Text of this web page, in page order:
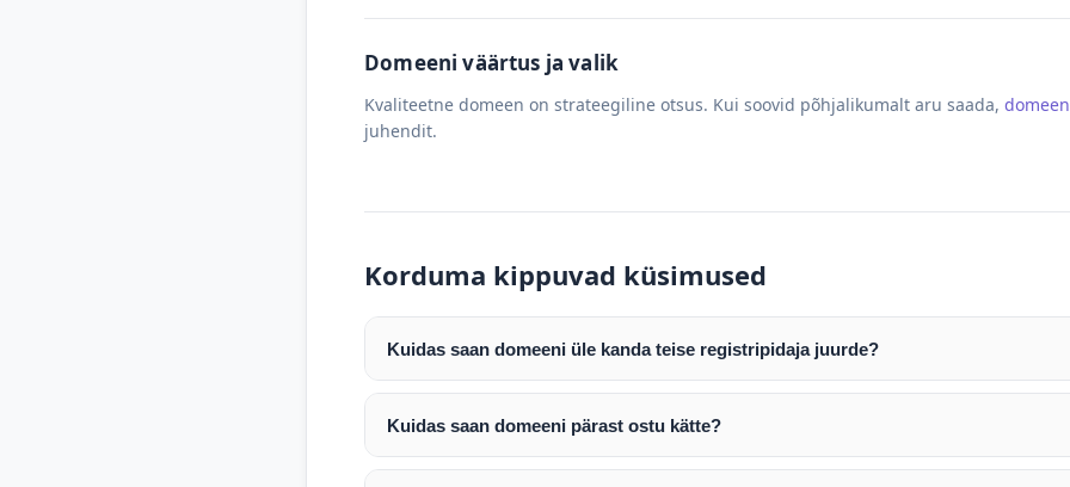
Domeeni väärtus ja valik
Kvaliteetne domeen on strateegiline otsus. Kui soovid põhjalikumalt aru saada,
juhendit.
Korduma kippuvad küsimused
Kuidas saan domeeni üle kanda teise registripidaja juurde?
Pärast makse laekumist edastame teile domeeni AUTH (EPP) koodi. Selle abil saate
enda valitud registripidaja juurde.
Domeeni ülekandmine toimub registripidajate vahelise protsessina ning võib võtta
Kuidas saan domeeni pärast ostu kätte?
Pärast ostu vormistamist väljastame arve. Maksekinnituse järel edastame teile